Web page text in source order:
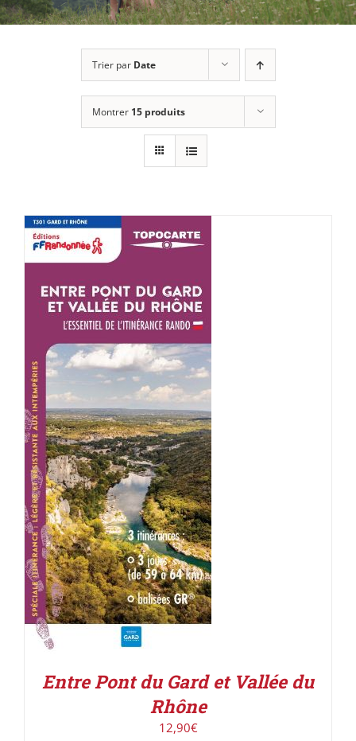
Trier par Date
Montrer 15 produits
ACHETER LE PRODUIT
/
DÉTAILS
Entre Pont du Gard et Vallée du
Rhône
12,90€